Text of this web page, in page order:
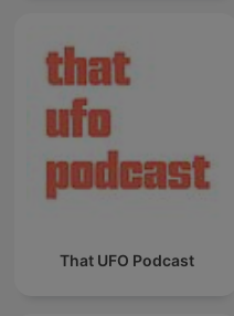
That UFO Podcast